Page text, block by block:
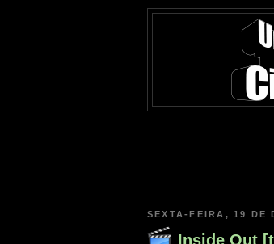
SEXTA-FEIRA, 19 DE
Inside Out